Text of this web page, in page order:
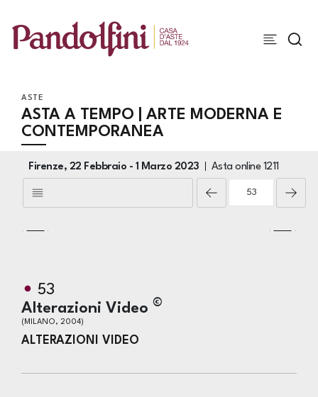
ASTE
ASTA A TEMPO | ARTE MODERNA E
CONTEMPORANEA
Firenze, 22 Febbraio - 1 Marzo 2023 Asta online 1211
53
Alterazioni Video ©
(MILANO, 2004)
ALTERAZIONI VIDEO